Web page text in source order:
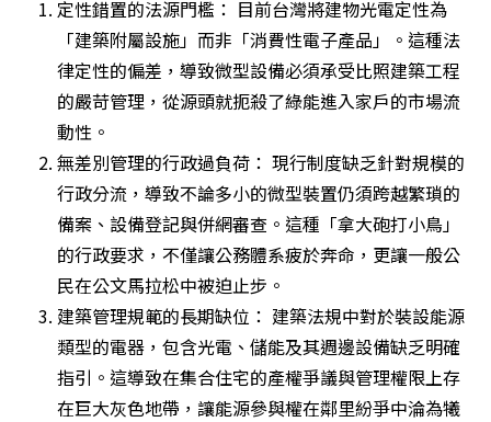
定性錯置的法源門檻： 目前台灣將建物光電定性為
「建築附屬設施」而非「消費性電子產品」。這種法
律定性的偏差，導致微型設備必須承受比照建築工程
的嚴苛管理，從源頭就扼殺了綠能進入家戶的市場流
動性。
無差別管理的行政過負荷： 現行制度缺乏針對規模的
行政分流，導致不論多小的微型裝置仍須跨越繁瑣的
備案、設備登記與併網審查。這種「拿大砲打小鳥」
的行政要求，不僅讓公務體系疲於奔命，更讓一般公
民在公文馬拉松中被迫止步。
建築管理規範的長期缺位： 建築法規中對於裝設能源
類型的電器，包含光電、儲能及其週邊設備缺乏明確
指引。這導致在集合住宅的產權爭議與管理權限上存
在巨大灰色地帶，讓能源參與權在鄰里紛爭中淪為犧